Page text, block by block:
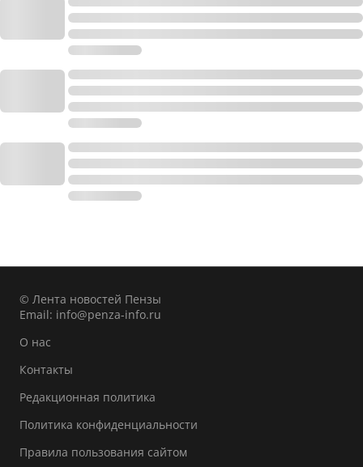
© Лента новостей Пензы
Email: info@penza-info.ru
О нас
Контакты
Редакционная политика
Политика конфиденциальности
Правила пользования сайтом